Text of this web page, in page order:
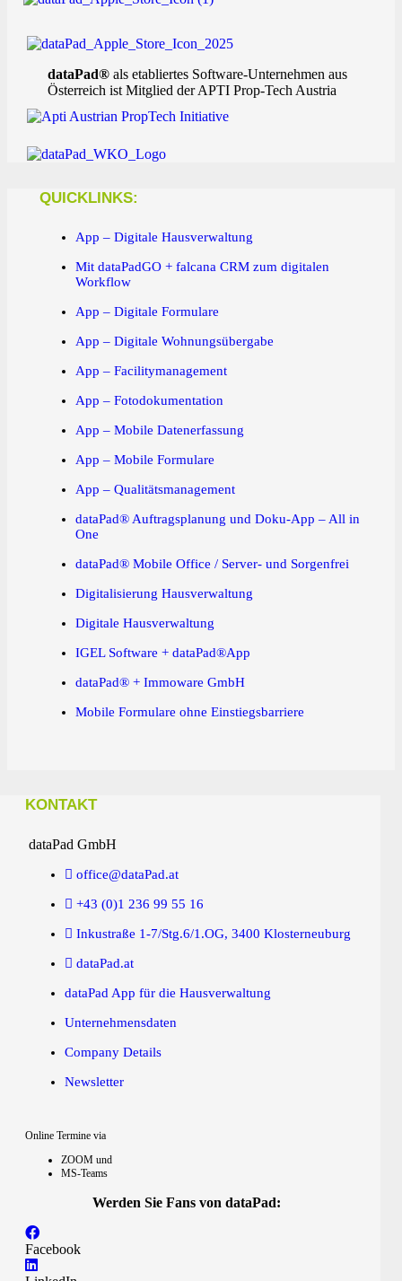
dataPad® als etabliertes Software-Unternehmen aus
Österreich ist Mitglied der APTI Prop-Tech Austria
QUICKLINKS:
App – Digitale Hausverwaltung
Mit dataPadGO + falcana CRM zum digitalen
Workflow
App – Digitale Formulare
App – Digitale Wohnungsübergabe
App – Facilitymanagement
App – Fotodokumentation
App – Mobile Datenerfassung
App – Mobile Formulare
App – Qualitätsmanagement
dataPad® Auftragsplanung und Doku-App – All in
One
dataPad® Mobile Office / Server- und Sorgenfrei
Digitalisierung Hausverwaltung
Digitale Hausverwaltung
IGEL Software + dataPad®App
dataPad® + Immoware GmbH
Mobile Formulare ohne Einstiegsbarriere
KONTAKT
dataPad GmbH
office@dataPad.at
+43 (0)1 236 99 55 16
Inkustraße 1-7/Stg.6/1.OG, 3400 Klosterneuburg
dataPad.at
dataPad App für die Hausverwaltung
Unternehmensdaten
Company Details
Newsletter
Online Termine via
ZOOM und
MS-Teams
Werden Sie Fans von dataPad:
Facebook